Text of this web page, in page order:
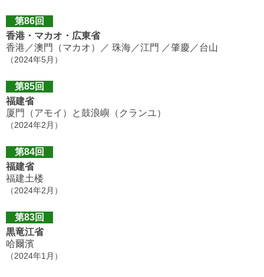
第86回
香港・マカオ・広東省
香港／澳門（マカオ）／ 珠海／江門 ／肇慶／台山
（2024年5月）
第85回
福建省
厦門（アモイ）と鼓浪嶼（クランユ）
（2024年2月）
第84回
福建省
福建土楼
（2024年2月）
第83回
黒竜江省
哈爾濱
（2024年1月）